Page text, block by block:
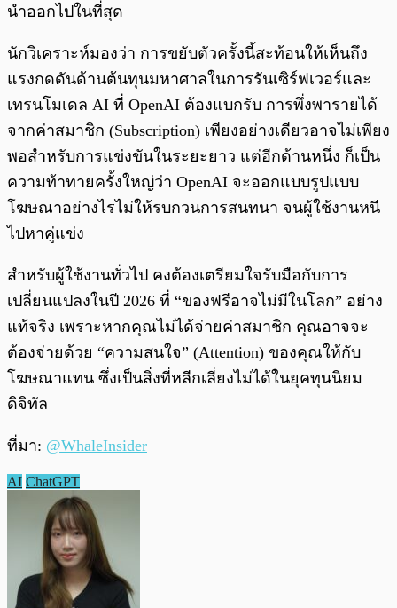
นำออกไปในที่สุด
นักวิเคราะห์มองว่า การขยับตัวครั้งนี้สะท้อนให้เห็นถึง
แรงกดดันด้านต้นทุนมหาศาลในการรันเซิร์ฟเวอร์และ
เทรนโมเดล AI ที่ OpenAI ต้องแบกรับ การพึ่งพารายได้
จากค่าสมาชิก (Subscription) เพียงอย่างเดียวอาจไม่เพียง
พอสำหรับการแข่งขันในระยะยาว แต่อีกด้านหนึ่ง ก็เป็น
ความท้าทายครั้งใหญ่ว่า OpenAI จะออกแบบรูปแบบ
โฆษณาอย่างไรไม่ให้รบกวนการสนทนา จนผู้ใช้งานหนี
ไปหาคู่แข่ง
สำหรับผู้ใช้งานทั่วไป คงต้องเตรียมใจรับมือกับการ
เปลี่ยนแปลงในปี 2026 ที่ “ของฟรีอาจไม่มีในโลก” อย่าง
แท้จริง เพราะหากคุณไม่ได้จ่ายค่าสมาชิก คุณอาจจะ
ต้องจ่ายด้วย “ความสนใจ” (Attention) ของคุณให้กับ
โฆษณาแทน ซึ่งเป็นสิ่งที่หลีกเลี่ยงไม่ได้ในยุคทุนนิยม
ดิจิทัล
ที่มา: @WhaleInsider
AI ChatGPT